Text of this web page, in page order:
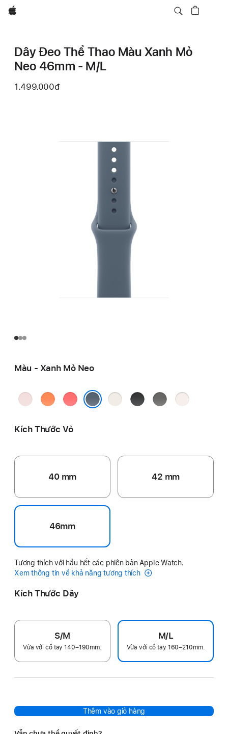
Apple
Dây Đeo Thể Thao Màu Xanh Mỏ
Neo 46mm - M/L
1.499.000đ
Màu - Xanh Mỏ Neo
Hồng
Cam
Ổi
Ánh
Đen
Xám
Phớt
Kích Thước Vỏ
40 mm 42 mm
46mm
Tương thích với hầu hết các phiên bản Apple Watch.
Xem thông tin về khả năng tương thích
Kích Thước Dây
S/M
Vừa với cổ tay 140–190mm.
M/L
Vừa với cổ tay 160–210mm.
Thêm vào giỏ hàng